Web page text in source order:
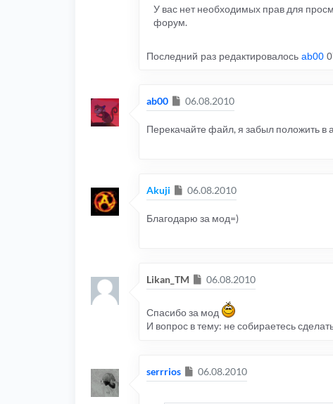
У вас нет необходимых прав для
форум.
Последний раз редактировалось ab00
ab00 Сообщение
06.08.2010
Перекачайте файл, я забыл положить в
Akuji Сообщение
06.08.2010
Благодарю за мод=)
Likan_TM Сообщение
06.08.2010
Спасибо за мод
И вопрос в тему: не собираетесь
serrrios Сообщение
06.08.2010